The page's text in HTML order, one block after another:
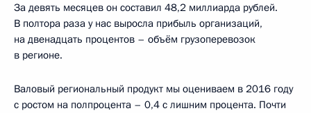
За девять месяцев он составил 48,2 миллиарда рублей.
В полтора раза у нас выросла прибыль организаций,
на двенадцать процентов – объём грузоперевозок
в регионе.
Валовый региональный продукт мы оцениваем в 2016 году
с ростом на полпроцента – 0,4 с лишним процента. Почти